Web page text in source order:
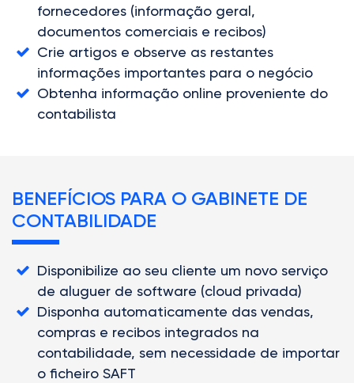
fornecedores (informação geral,
documentos comerciais e recibos)
Crie artigos e observe as restantes
informações importantes para o negócio
Obtenha informação online proveniente do
contabilista
BENEFÍCIOS PARA O GABINETE DE
CONTABILIDADE
Disponibilize ao seu cliente um novo serviço
de aluguer de software (cloud privada)
Disponha automaticamente das vendas,
compras e recibos integrados na
contabilidade, sem necessidade de importar
o ficheiro SAFT